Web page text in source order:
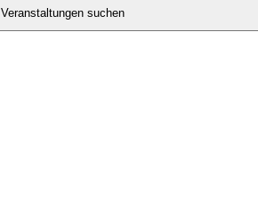
Veranstaltungen suchen